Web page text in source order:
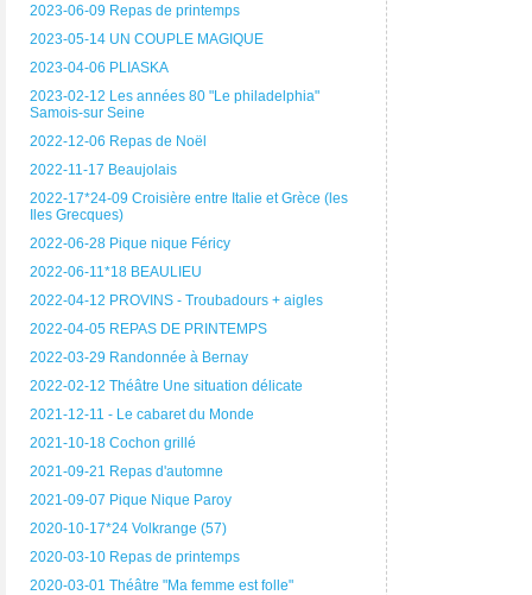
2023-06-09 Repas de printemps
2023-05-14 UN COUPLE MAGIQUE
2023-04-06 PLIASKA
2023-02-12 Les années 80 "Le philadelphia"
Samois-sur Seine
2022-12-06 Repas de Noël
2022-11-17 Beaujolais
2022-17*24-09 Croisière entre Italie et Grèce (les
Iles Grecques)
2022-06-28 Pique nique Féricy
2022-06-11*18 BEAULIEU
2022-04-12 PROVINS - Troubadours + aigles
2022-04-05 REPAS DE PRINTEMPS
2022-03-29 Randonnée à Bernay
2022-02-12 Théâtre Une situation délicate
2021-12-11 - Le cabaret du Monde
2021-10-18 Cochon grillé
2021-09-21 Repas d'automne
2021-09-07 Pique Nique Paroy
2020-10-17*24 Volkrange (57)
2020-03-10 Repas de printemps
2020-03-01 Théâtre "Ma femme est folle"